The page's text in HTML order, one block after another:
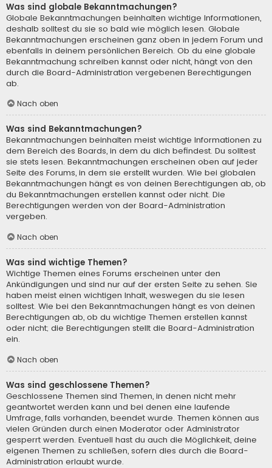
Was sind globale Bekanntmachungen?
Globale Bekanntmachungen beinhalten wichtige Informationen,
deshalb solltest du sie so bald wie möglich lesen. Globale
Bekanntmachungen erscheinen ganz oben in jedem Forum und
ebenfalls in deinem persönlichen Bereich. Ob du eine globale
Bekanntmachung schreiben kannst oder nicht, hängt von den
durch die Board-Administration vergebenen Berechtigungen
ab.
Nach oben
Was sind Bekanntmachungen?
Bekanntmachungen beinhalten meist wichtige Informationen zu
dem Bereich des Boards, in dem du dich befindest. Du solltest
sie stets lesen. Bekanntmachungen erscheinen oben auf jeder
Seite des Forums, in dem sie erstellt wurden. Wie bei globalen
Bekanntmachungen hängt es von deinen Berechtigungen ab, ob
du Bekanntmachungen erstellen kannst oder nicht. Die
Berechtigungen werden von der Board-Administration
vergeben.
Nach oben
Was sind wichtige Themen?
Wichtige Themen eines Forums erscheinen unter den
Ankündigungen und sind nur auf der ersten Seite zu sehen. Sie
haben meist einen wichtigen Inhalt, weswegen du sie lesen
solltest. Wie bei den Bekanntmachungen hängt es von deinen
Berechtigungen ab, ob du wichtige Themen erstellen kannst
oder nicht; die Berechtigungen stellt die Board-Administration
ein.
Nach oben
Was sind geschlossene Themen?
Geschlossene Themen sind Themen, in denen nicht mehr
geantwortet werden kann und bei denen eine laufende
Umfrage, falls vorhanden, beendet wurde. Themen können aus
vielen Gründen durch einen Moderator oder Administrator
gesperrt werden. Eventuell hast du auch die Möglichkeit, deine
eigenen Themen zu schließen, sofern dies durch die Board-
Administration erlaubt wurde.